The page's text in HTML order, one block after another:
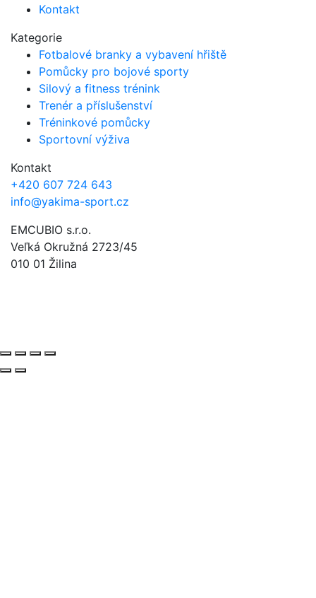
Kontakt
Kategorie
Fotbalové branky a vybavení hřiště
Pomůcky pro bojové sporty
Silový a fitness trénink
Trenér a příslušenství
Tréninkové pomůcky
Sportovní výživa
Kontakt
+420 607 724 643
info@yakima-sport.cz
EMCUBIO s.r.o.
Veľká Okružná 2723/45
010 01 Žilina